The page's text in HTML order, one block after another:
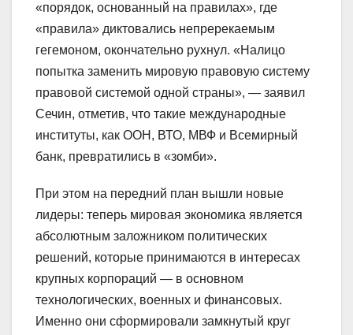
«порядок, основанный на правилах», где
«правила» диктовались непререкаемым
гегемоном, окончательно рухнул. «Налицо
попытка заменить мировую правовую систему
правовой системой одной страны», — заявил
Сечин, отметив, что такие международные
институты, как ООН, ВТО, МВФ и Всемирный
банк, превратились в «зомби».
При этом на передний план вышли новые
лидеры: теперь мировая экономика является
абсолютным заложником политических
решений, которые принимаются в интересах
крупных корпораций — в основном
технологических, военных и финансовых.
Именно они сформировали замкнутый круг